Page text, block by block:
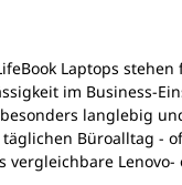
Laptops
im Business-
langlebig
Büroalltag -
vergleichbare Lenovo-